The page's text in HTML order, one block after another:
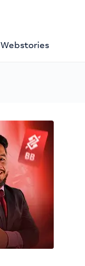
Webstories